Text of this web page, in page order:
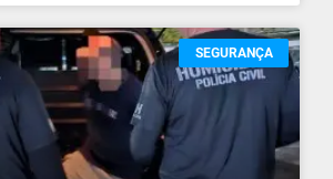
SEGURANÇA